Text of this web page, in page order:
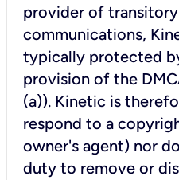
provider of
communications,
typically protected
provision of the
(a)). Kinetic is
respond to a
owner's agent) nor
duty to remove or